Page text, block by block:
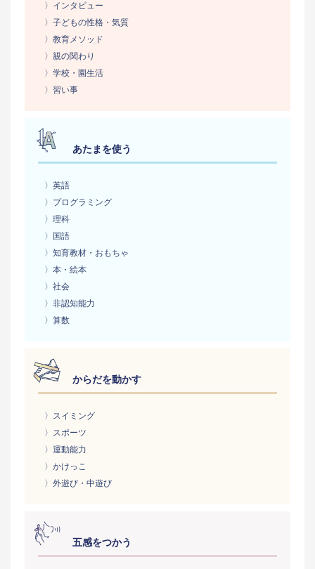
〉インタビュー
〉子どもの性格・気質
〉教育メソッド
〉親の関わり
〉学校・園生活
〉習い事
あたまを使う
〉英語
〉プログラミング
〉理科
〉国語
〉知育教材・おもちゃ
〉本・絵本
〉社会
〉非認知能力
〉算数
からだを動かす
〉スイミング
〉スポーツ
〉運動能力
〉かけっこ
〉外遊び・中遊び
五感をつかう